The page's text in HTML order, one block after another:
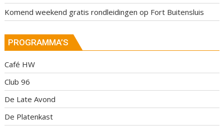
Komend weekend gratis rondleidingen op Fort Buitensluis
PROGRAMMA’S
Café HW
Club 96
De Late Avond
De Platenkast